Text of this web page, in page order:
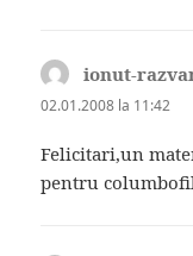
ionut-
02.01.2008 la 11:42
Felicitari,un
pentru